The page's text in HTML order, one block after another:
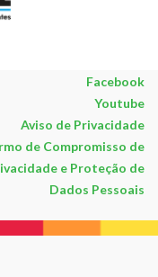
Facebook
Youtube
Aviso de Privacidade
de Compromisso de
e Proteção de
Dados Pessoais